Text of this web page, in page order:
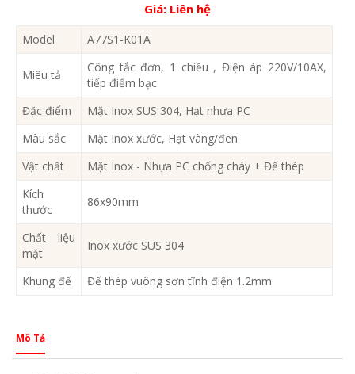
Giá: Liên hệ
Model A77S1-K01A
Miêu tả
Công tắc đơn, 1 chiều , Điện áp 220V/10AX,
tiếp điểm bạc
Đặc điểm
Mặt Inox SUS 304, Hạt nhựa PC
Màu sắc
Mặt Inox xước, Hạt vàng/đen
Vật chất
Mặt Inox - Nhựa PC chống cháy + Đế thép
Kích
thước
86x90mm
Chất liệu
mặt
Inox xước SUS 304
Khung đế Đế thép vuông sơn tĩnh điện 1.2mm
Mô Tả